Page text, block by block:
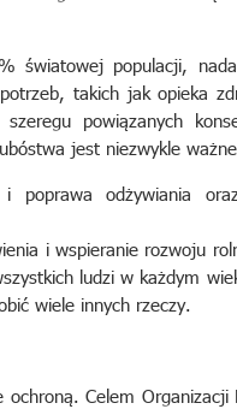
światowej populacji,
takich jak opieka
powiązanych
jest niezwykle
i poprawa odżywiania
i wspieranie rozwoju
ludzi w każdym
wiele innych rzeczy.
Celem Organizacji